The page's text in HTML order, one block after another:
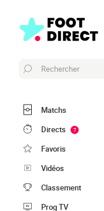
Rechercher
Matchs
Directs
7
Favoris
Vidéos
Classement
Prog TV